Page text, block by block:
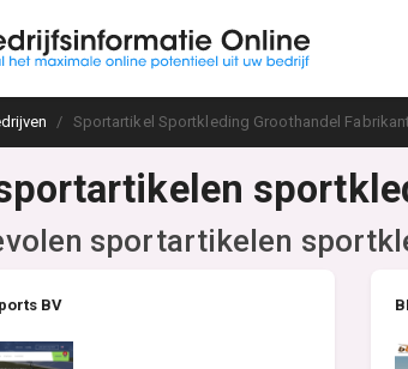
Sportartikel Sportkleding Groothandel Fabrikant
sportartikelen
BV